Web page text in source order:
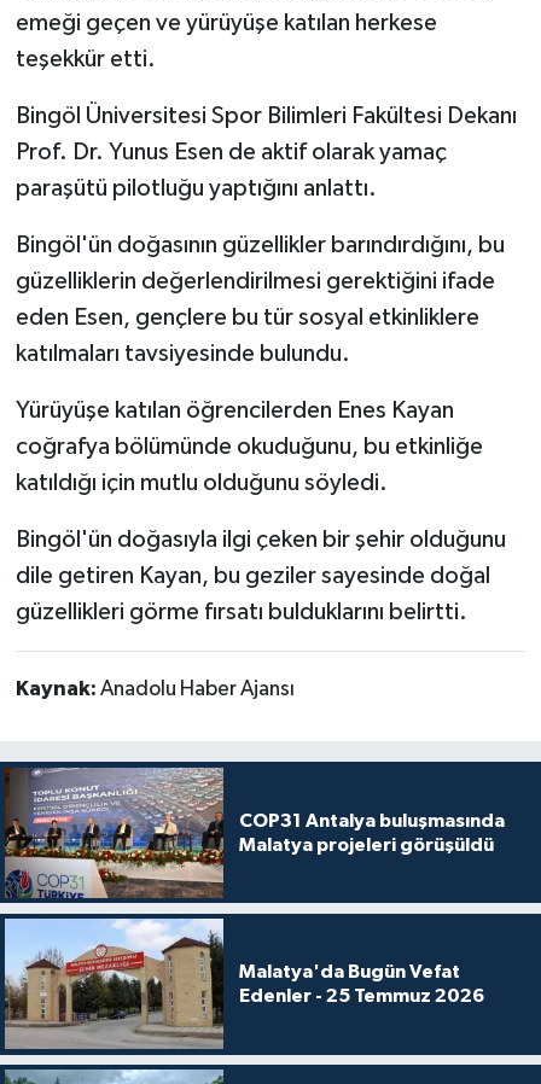
emeği geçen ve yürüyüşe katılan herkese
teşekkür etti.
Bingöl Üniversitesi Spor Bilimleri Fakültesi Dekanı
Prof. Dr. Yunus Esen de aktif olarak yamaç
paraşütü pilotluğu yaptığını anlattı.
Bingöl'ün doğasının güzellikler barındırdığını, bu
güzelliklerin değerlendirilmesi gerektiğini ifade
eden Esen, gençlere bu tür sosyal etkinliklere
katılmaları tavsiyesinde bulundu.
Yürüyüşe katılan öğrencilerden Enes Kayan
coğrafya bölümünde okuduğunu, bu etkinliğe
katıldığı için mutlu olduğunu söyledi.
Bingöl'ün doğasıyla ilgi çeken bir şehir olduğunu
dile getiren Kayan, bu geziler sayesinde doğal
güzellikleri görme fırsatı bulduklarını belirtti.
Kaynak: Anadolu Haber Ajansı
COP31 Antalya buluşmasında
Malatya projeleri görüşüldü
Malatya'da Bugün Vefat
Edenler - 25 Temmuz 2026